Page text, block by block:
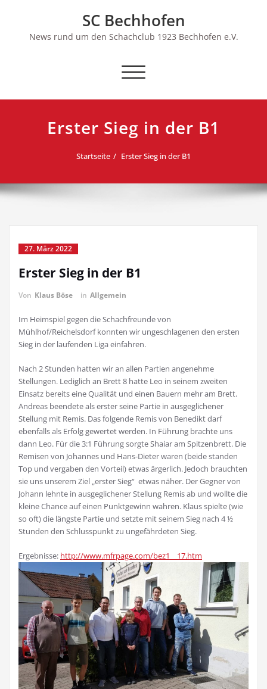
SC Bechhofen
News rund um den Schachclub 1923 Bechhofen e.V.
Schalte
Erster Sieg in der B1
Startseite Erster Sieg in der B1
27. März 2022
Erster Sieg in der B1
Von Klaus Böse in Allgemein
Im Heimspiel gegen die Schachfreunde von
Mühlhof/Reichelsdorf konnten wir ungeschlagenen den ersten
Sieg in der laufenden Liga einfahren.
Nach 2 Stunden hatten wir an allen Partien angenehme
Stellungen. Lediglich an Brett 8 hatte Leo in seinem zweiten
Einsatz bereits eine Qualität und einen Bauern mehr am Brett.
Andreas beendete als erster seine Partie in ausgeglichener
Stellung mit Remis. Das folgende Remis von Benedikt darf
ebenfalls als Erfolg gewertet werden. In Führung brachte uns
dann Leo. Für die 3:1 Führung sorgte Shaiar am Spitzenbrett. Die
Remisen von Johannes und Hans-Dieter waren (beide standen
Top und vergaben den Vorteil) etwas ärgerlich. Jedoch brauchten
sie uns unserem Ziel „erster Sieg“ etwas näher. Der Gegner von
Johann lehnte in ausgeglichener Stellung Remis ab und wollte die
kleine Chance auf einen Punktgewinn wahren. Klaus spielte (wie
so oft) die längste Partie und setzte mit seinem Sieg nach 4 ½
Stunden den Schlusspunkt zu ungefährdeten Sieg.
Ergebnisse: http://www.mfrpage.com/bez1__17.htm